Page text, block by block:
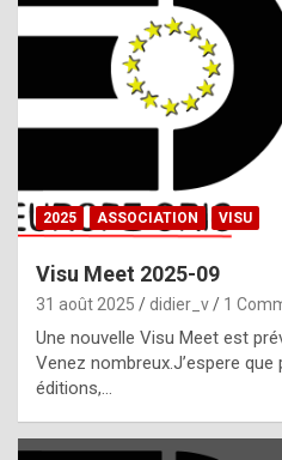
,
g
h
t
f
2025 ASSOCIATION VISU
Visu Meet 2025-09
31 août 2025 didier_v 1
Une nouvelle Visu Meet est
Venez nombreux.J’espere
éditions,…